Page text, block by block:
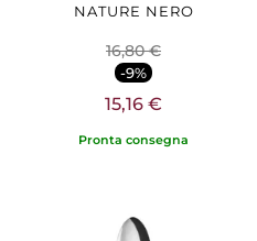
NATURE NERO
16,80 €
-9%
15,16 €
Pronta consegna